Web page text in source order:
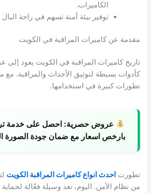
الكاميرات.
توفير بيئة آمنة تسهم في راحة البال
مقدمة عن كاميرات المراقبة في الكويت
تاريخ كاميرات المراقبة في الكويت يعود إلى
كأدوات بسيطة لتوثيق الأحداث والمراقبة.
تطورات كبيرة في استخدامها.
عروض حصرية: احصل على خدمة
بارخص اسعار مع ضمان جودة الصورة
تطورت احدث انواع كاميرات المراقبة الكويت
من نظام الأمن. اليوم، تعد وسيلة فعّالة